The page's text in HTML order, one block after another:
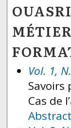
Vol. 1,
Savoirs
Cas de
Abstract